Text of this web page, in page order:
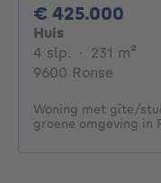
€ 425.000
Huis
4 slp. 4 slaapkamers
· 231 m²
9600 Ronse
Woning met gîte/
groene omgeving in